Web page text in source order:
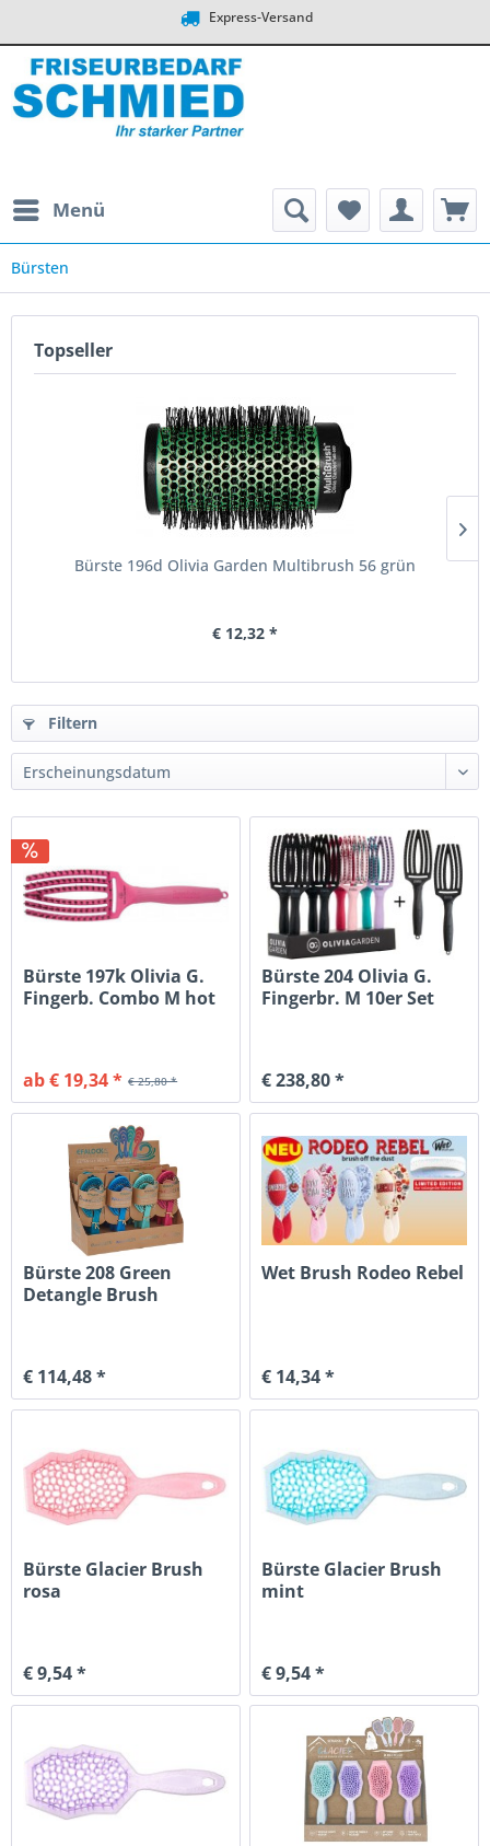
Express-Versand
Menü
Bürsten
Topseller
Bürste 196d Olivia Garden Multibrush 56 grün
€ 12,32 *
Filtern
Bürste 197k Olivia G.
Fingerb. Combo M hot
€ 25,80 *
ab € 19,34 *
Bürste 204 Olivia G.
Fingerbr. M 10er Set
€ 238,80 *
Bürste 208 Green
Detangle Brush
€ 114,48 *
Wet Brush Rodeo Rebel
€ 14,34 *
Bürste Glacier Brush
rosa
€ 9,54 *
Bürste Glacier Brush
mint
€ 9,54 *